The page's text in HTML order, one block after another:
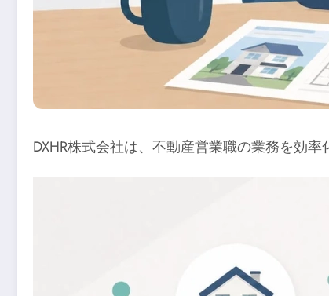
DXHR株式会社は、不動産営業職の業務を効